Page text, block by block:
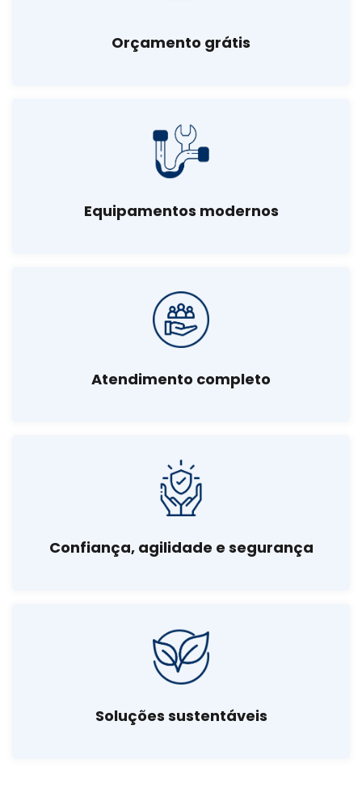
Orçamento grátis
Equipamentos modernos
Atendimento completo
Confiança, agilidade e segurança
Soluções sustentáveis